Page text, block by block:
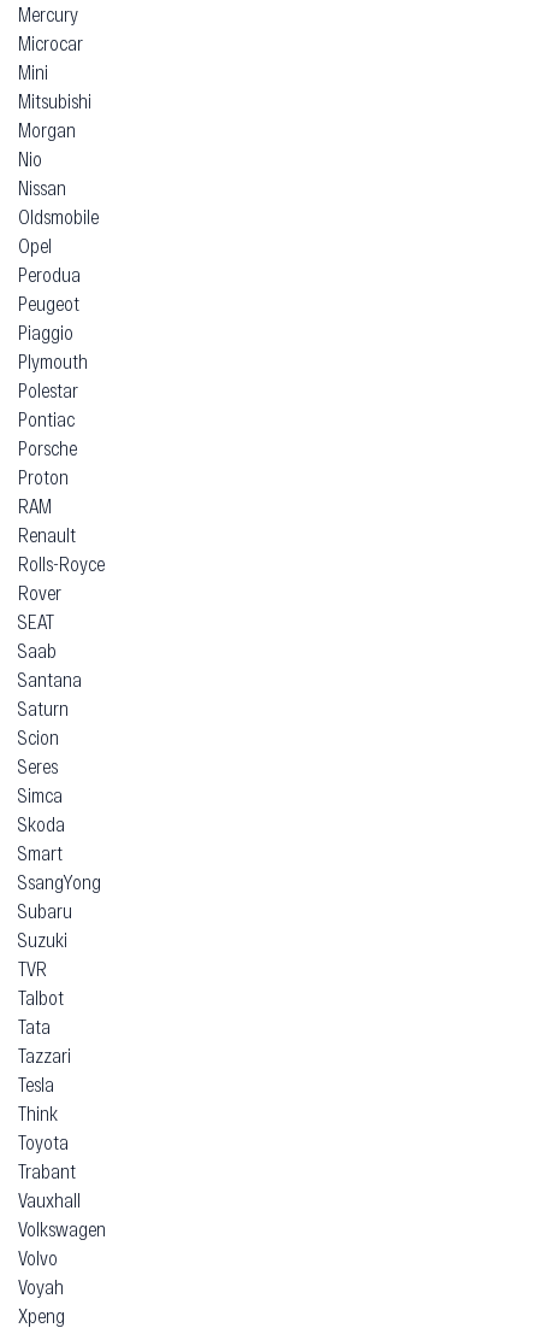
Mercury
Microcar
Mini
Mitsubishi
Morgan
Nio
Nissan
Oldsmobile
Opel
Perodua
Peugeot
Piaggio
Plymouth
Polestar
Pontiac
Porsche
Proton
RAM
Renault
Rolls-Royce
Rover
SEAT
Saab
Santana
Saturn
Scion
Seres
Simca
Skoda
Smart
SsangYong
Subaru
Suzuki
TVR
Talbot
Tata
Tazzari
Tesla
Think
Toyota
Trabant
Vauxhall
Volkswagen
Volvo
Voyah
Xpeng